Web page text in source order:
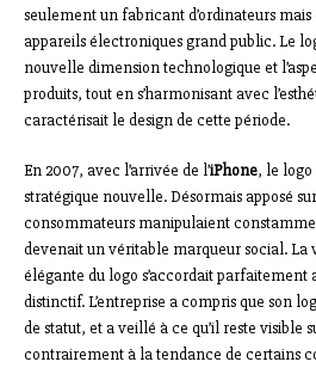
seulement un fabricant d’ordinateurs mais
appareils électroniques grand public. Le
nouvelle dimension technologique et
produits, tout en s’harmonisant avec
caractérisait le design de cette période.
En 2007, avec l’arrivée de l’iPhone, le
stratégique nouvelle. Désormais apposé
consommateurs manipulaient
devenait un véritable marqueur social. La
élégante du logo s’accordait
distinctif. L’entreprise a compris que son
de statut, et a veillé à ce qu’il reste visible
contrairement à la tendance de certains